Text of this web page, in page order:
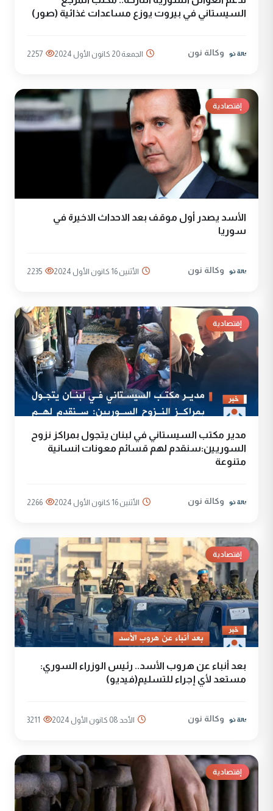
السيستاني في بيروت يوزع مساعدات غذائية (صور)
وكالة نون الجمعة 20 كانون الأول 2024 2257
إقتصادية
الأسد يصدر أول موقف بعد الاحداث الاخيرة في
سوريا
وكالة نون الأثنين 16 كانون الأول 2024 2235
إقتصادية
مدير مكتب السيستاني في لبنان يتجول بمراكز نزوح
السوريين:سنقدم لهم قسائم معونات انسانية
متنوعة
وكالة نون الأثنين 16 كانون الأول 2024 2266
إقتصادية
بعد أنباء عن هروب الأسد.. رئيس الوزراء السوري:
مستعد لأي إجراء للتسليم(فيديو)
وكالة نون الأحد 08 كانون الأول 2024 3211
إقتصادية